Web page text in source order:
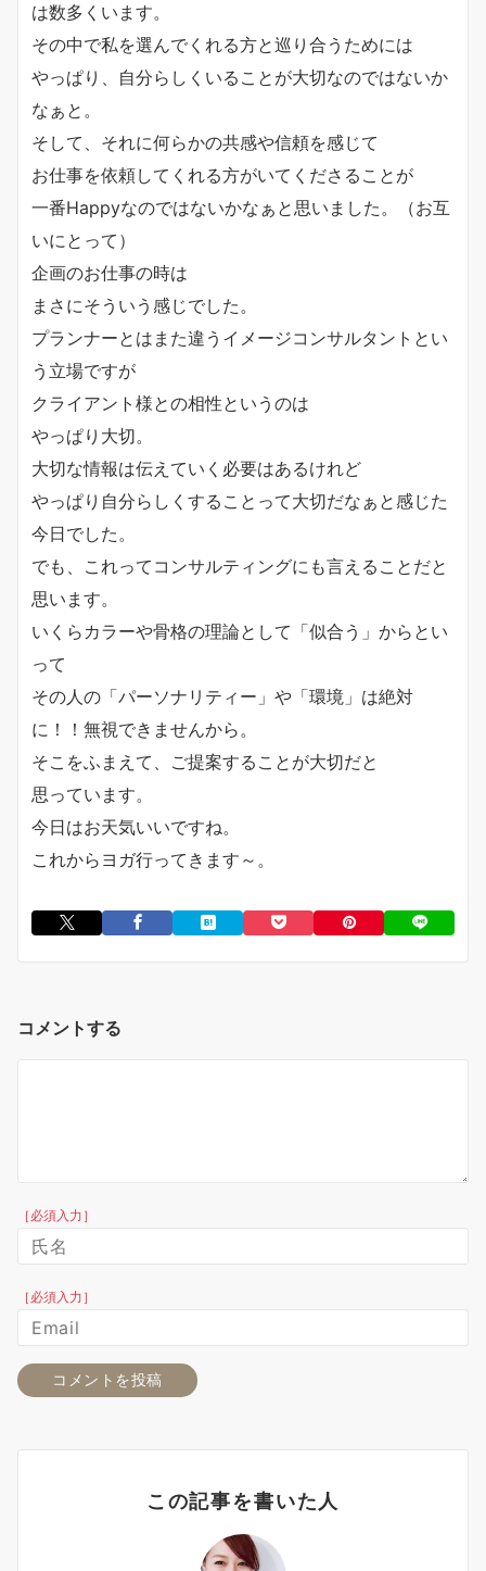
は数多くいます。
その中で私を選んでくれる方と巡り合うためには
やっぱり、自分らしくいることが大切なのではないか
なぁと。
そして、それに何らかの共感や信頼を感じて
お仕事を依頼してくれる方がいてくださることが
一番Happyなのではないかなぁと思いました。（お互
いにとって）
企画のお仕事の時は
まさにそういう感じでした。
プランナーとはまた違うイメージコンサルタントとい
う立場ですが
クライアント様との相性というのは
やっぱり大切。
大切な情報は伝えていく必要はあるけれど
やっぱり自分らしくすることって大切だなぁと感じた
今日でした。
でも、これってコンサルティングにも言えることだと
思います。
いくらカラーや骨格の理論として「似合う」からとい
って
その人の「パーソナリティー」や「環境」は絶対
に！！無視できませんから。
そこをふまえて、ご提案することが大切だと
思っています。
今日はお天気いいですね。
これからヨガ行ってきます～。
コメントする
［必須入力］
［必須入力］
この記事を書いた人